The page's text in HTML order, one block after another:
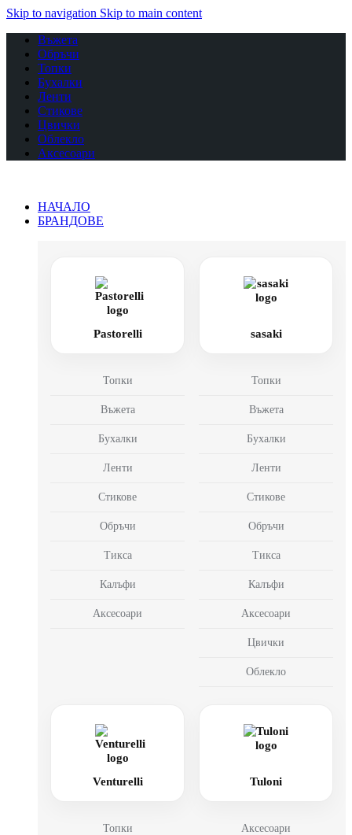
Skip to navigation Skip to main content
Въжета
Обръчи
Топки
Бухалки
Ленти
Стикове
Цвички
Облекло
Аксесоари
НАЧАЛО
БРАНДОВЕ
Pastorelli
Топки
Въжета
Бухалки
Ленти
Стикове
Обръчи
Тикса
Калъфи
Аксесоари
sasaki
Топки
Въжета
Бухалки
Ленти
Стикове
Обръчи
Тикса
Калъфи
Аксесоари
Цвички
Облекло
Venturelli
Топки
Tuloni
Аксесоари